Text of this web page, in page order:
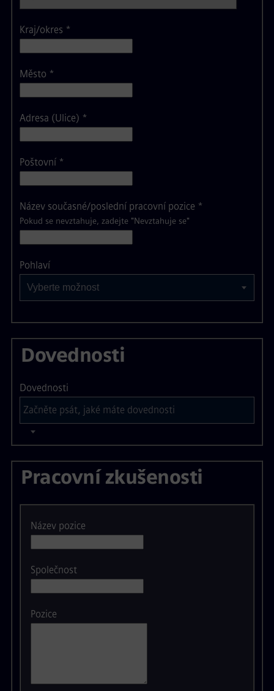
Kraj/okres *
Město *
Adresa (Ulice) *
Poštovní *
Název současné/poslední pracovní pozice *
Pokud se nevztahuje, zadejte "Nevztahuje se"
PohlavíVyberte možnost
Vyberte možnost
Dovednosti
Dovednosti
Pracovní zkušenosti
Název pozice
Společnost
Pozice